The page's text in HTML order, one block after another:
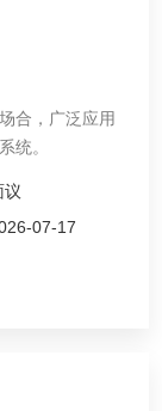
合，广泛应用
统。
议
07-17